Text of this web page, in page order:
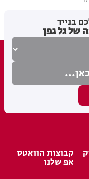
בנייד
של גל גפן
קבוצות הוואטס
אפ שלנו